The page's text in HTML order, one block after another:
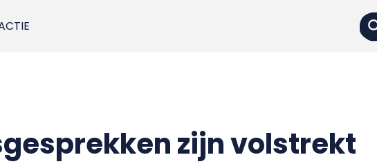
zijn volstrekt